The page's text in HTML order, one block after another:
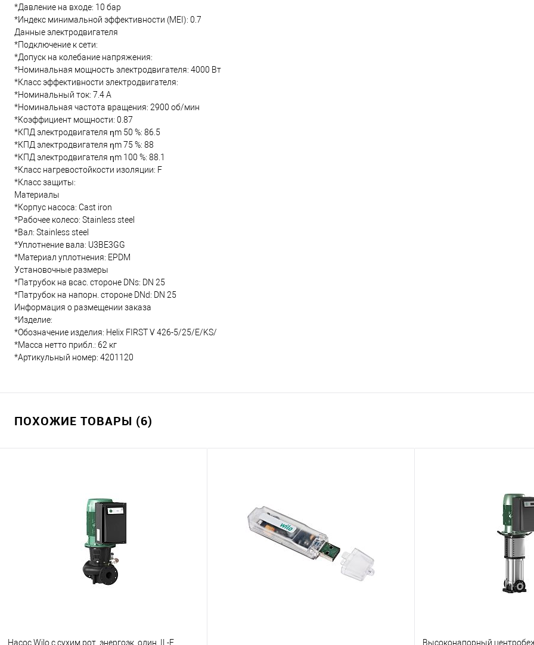
*Давление на входе: 10 бар
*Индекс минимальной эффективности (MEI): 0.7
Данные электродвигателя
*Подключение к сети:
*Допуск на колебание напряжения:
*Номинальная мощность электродвигателя: 4000 Вт
*Класс эффективности электродвигателя:
*Номинальный ток: 7.4 А
*Номинальная частота вращения: 2900 об/мин
*Коэффициент мощности: 0.87
*КПД электродвигателя ηm 50 %: 86.5
*КПД электродвигателя ηm 75 %: 88
*КПД электродвигателя ηm 100 %: 88.1
*Класс нагревостойкости изоляции: F
*Класс защиты:
Материалы
*Корпус насоса: Cast iron
*Рабочее колесо: Stainless steel
*Вал: Stainless steel
*Уплотнение вала: U3BE3GG
*Материал уплотнения: EPDM
Установочные размеры
*Патрубок на всас. стороне DNs: DN 25
*Патрубок на напорн. стороне DNd: DN 25
Информация о размещении заказа
*Изделие:
*Обозначение изделия: Helix FIRST V 426-5/25/E/KS/
*Масса нетто прибл.: 62 кг
*Артикульный номер: 4201120
ПОХОЖИЕ ТОВАРЫ (6)
Насос Wilo с сухим рот. энергоэк. один. IL-E Высоконапорный